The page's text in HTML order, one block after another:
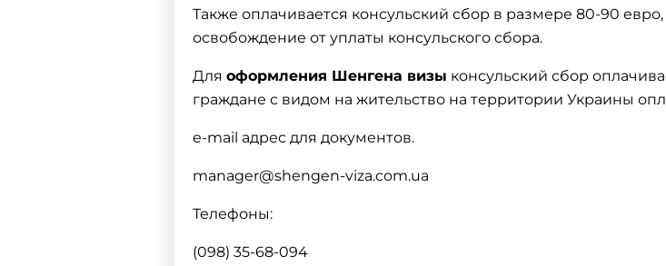
Также оплачивается консульский сбор в размере 80-90
освобождение от уплаты консульского сбора.
Для оформления Шенгена визы консульский сбор
граждане с видом на жительство на территории Украины
e-mail адрес для документов.
manager@shengen-viza.com.ua
Телефоны:
(098) 35-68-094